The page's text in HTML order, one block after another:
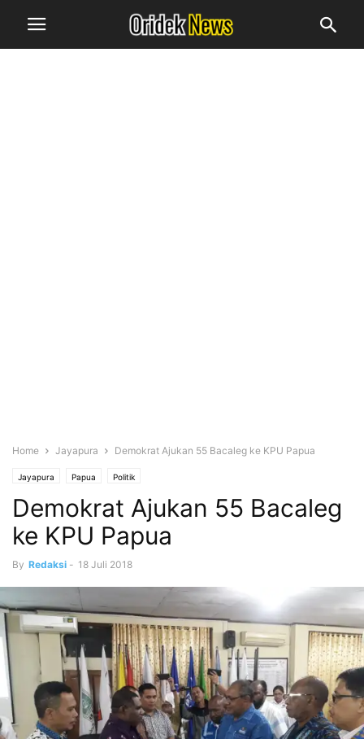
Home Jayapura Demokrat Ajukan 55 Bacaleg ke KPU Papua
Jayapura Papua Politik
Demokrat Ajukan 55 Bacaleg
ke KPU Papua
By Redaksi - 18 Juli 2018